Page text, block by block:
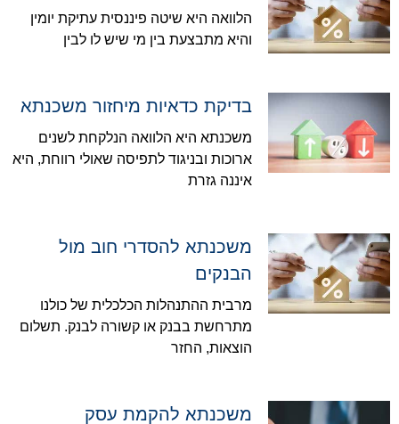
הלוואה היא שיטה פיננסית עתיקת יומין
והיא מתבצעת בין מי שיש לו לבין
בדיקת כדאיות מיחזור משכנתא
משכנתא היא הלוואה הנלקחת לשנים
ארוכות ובניגוד לתפיסה שאולי רווחת, היא
איננה גזרת
משכנתא להסדרי חוב מול
הבנקים
מרבית ההתנהלות הכלכלית של כולנו
מתרחשת בבנק או קשורה לבנק. תשלום
הוצאות, החזר
משכנתא להקמת עסק